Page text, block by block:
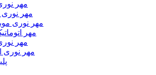
مهر
مهر نوری
مهر نوری
مهر
مهر
مهر نوری